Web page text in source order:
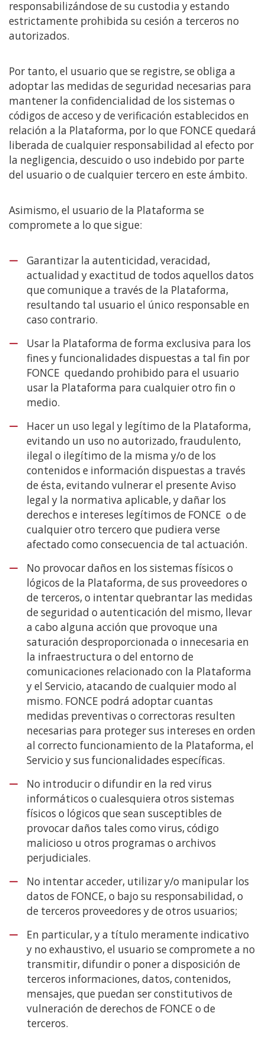
responsabilizándose de su custodia y estando
estrictamente prohibida su cesión a terceros no
autorizados.
Por tanto, el usuario que se registre, se obliga a
adoptar las medidas de seguridad necesarias para
mantener la confidencialidad de los sistemas o
códigos de acceso y de verificación establecidos en
relación a la Plataforma, por lo que FONCE quedará
liberada de cualquier responsabilidad al efecto por
la negligencia, descuido o uso indebido por parte
del usuario o de cualquier tercero en este ámbito.
Asimismo, el usuario de la Plataforma se
compromete a lo que sigue:
Garantizar la autenticidad, veracidad,
actualidad y exactitud de todos aquellos datos
que comunique a través de la Plataforma,
resultando tal usuario el único responsable en
caso contrario.
Usar la Plataforma de forma exclusiva para los
fines y funcionalidades dispuestas a tal fin por
FONCE quedando prohibido para el usuario
usar la Plataforma para cualquier otro fin o
medio.
Hacer un uso legal y legítimo de la Plataforma,
evitando un uso no autorizado, fraudulento,
ilegal o ilegítimo de la misma y/o de los
contenidos e información dispuestas a través
de ésta, evitando vulnerar el presente Aviso
legal y la normativa aplicable, y dañar los
derechos e intereses legítimos de FONCE o de
cualquier otro tercero que pudiera verse
afectado como consecuencia de tal actuación.
No provocar daños en los sistemas físicos o
lógicos de la Plataforma, de sus proveedores o
de terceros, o intentar quebrantar las medidas
de seguridad o autenticación del mismo, llevar
a cabo alguna acción que provoque una
saturación desproporcionada o innecesaria en
la infraestructura o del entorno de
comunicaciones relacionado con la Plataforma
y el Servicio, atacando de cualquier modo al
mismo. FONCE podrá adoptar cuantas
medidas preventivas o correctoras resulten
necesarias para proteger sus intereses en orden
al correcto funcionamiento de la Plataforma, el
Servicio y sus funcionalidades específicas.
No introducir o difundir en la red virus
informáticos o cualesquiera otros sistemas
físicos o lógicos que sean susceptibles de
provocar daños tales como virus, código
malicioso u otros programas o archivos
perjudiciales.
No intentar acceder, utilizar y/o manipular los
datos de FONCE, o bajo su responsabilidad, o
de terceros proveedores y de otros usuarios;
En particular, y a título meramente indicativo
y no exhaustivo, el usuario se compromete a no
transmitir, difundir o poner a disposición de
terceros informaciones, datos, contenidos,
mensajes, que puedan ser constitutivos de
vulneración de derechos de FONCE o de
terceros.